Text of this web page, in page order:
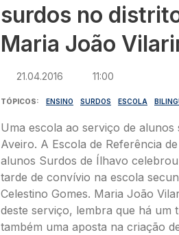
surdos no
Maria João
21.04.2016 11:00
TÓPICOS ENSINO SURDOS ESCOLA
Uma escola ao serviço de alunos
Aveiro. A Escola de Referência
alunos Surdos de Ílhavo
tarde de convívio na escola
Celestino Gomes. Maria João
deste serviço, lembra que há um
também uma aposta na criação